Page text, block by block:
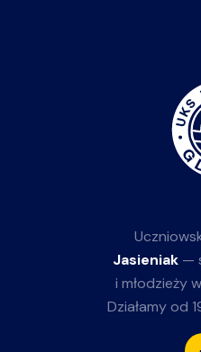
Jasieniak—
i młodzieży
Działamy od